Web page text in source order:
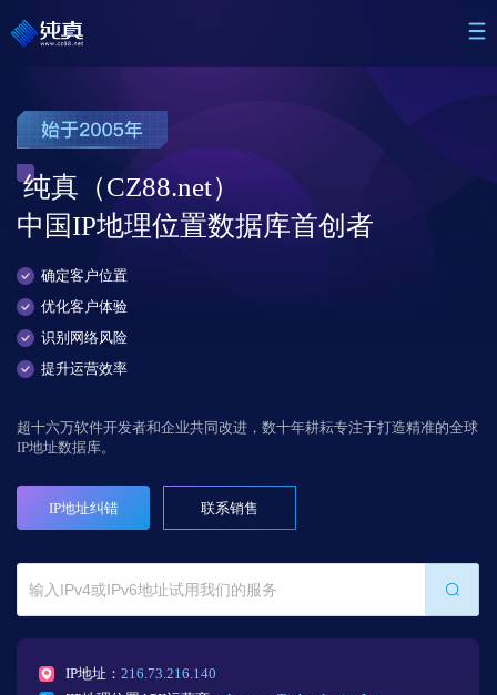
纯真（CZ88.net）
中国IP地理位置数据库首创者
确定客户位置
优化客户体验
识别网络风险
提升运营效率
超十六万软件开发者和企业共同改进，数十年耕耘专注于打造精准的全球
IP地址数据库。
IP地址纠错 联系销售
IP地址： 216.73.216.140